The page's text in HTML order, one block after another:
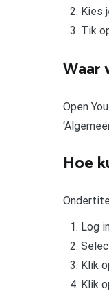
Kies
Tik
Waar
Open
Hoe
Log
Klik
Klik